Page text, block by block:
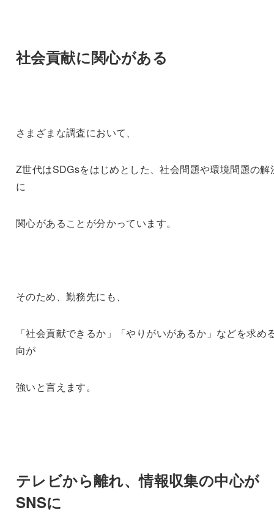
社会貢献に関心がある
さまざまな調査において、
Z世代はSDGsをはじめとした、社会問題や環境問題の解
に
関心があることが分かっています。
そのため、勤務先にも、
「社会貢献できるか」「やりがいがあるか」などを求め
向が
強いと言えます。
テレビから離れ、情報収集の中心が
SNSに